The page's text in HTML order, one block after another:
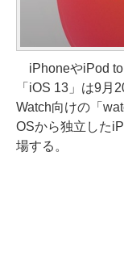
iPhoneやiPod
「iOS 13」は9月
Watch向けの「
OSから独立した
場する。